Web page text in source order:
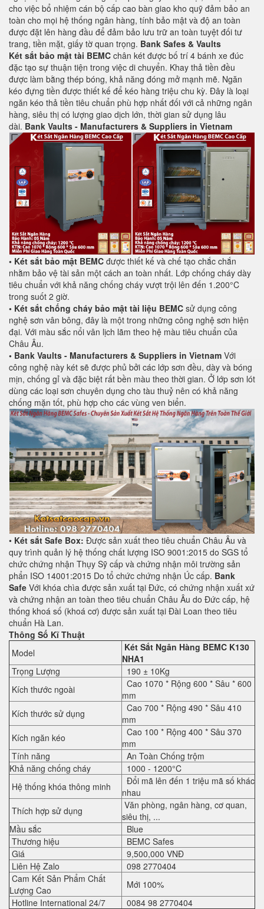
cho việc bổ nhiệm cán bộ cấp cao bàn giao kho quỹ đảm bảo an
toàn cho mọi hệ thống ngân hàng, tính bảo mật và độ an toàn
được đặt lên hàng đầu để đảm bảo lưu trữ an toàn tuyệt đối tư
trang, tiền mặt, giấy tờ quan trọng. Bank Safes & Vaults
Két sắt bảo mật tài BEMC chân két được bố trí 4 bánh xe đúc
đặc tạo sự thuận tiện trong việc di chuyển. Khay thả tiền đều
được làm bằng thép bóng, khả năng đóng mở mạnh mẽ. Ngăn
kéo đựng tiền được thiết kế để kéo hàng triệu chu kỳ. Đây là loại
ngăn kéo thả tiền tiêu chuẩn phù hợp nhất đối với cả những ngân
hàng, siêu thị có lượng giao dịch lớn, thời gian sử dụng lâu
dài. Bank Vaults - Manufacturers & Suppliers in Vietnam
• Két sắt bảo mật BEMC được thiết kế và chế tạo chắc chắn
nhằm bảo vệ tài sản một cách an toàn nhất. Lớp chống cháy dày
tiêu chuẩn với khả năng chống cháy vượt trội lên đến 1.200°C
trong suốt 2 giờ.
• Két sắt chống cháy bảo mật tài liệu BEMC sử dụng công
nghệ sơn vân bông, đây là một trong những công nghệ sơn hiện
đại. Với màu sắc nổi vân lịch lãm theo hệ màu tiêu chuẩn của
Châu Âu.
• Bank Vaults - Manufacturers & Suppliers in Vietnam Với
công nghệ này két sẽ được phủ bởi các lớp sơn đều, dày và bóng
mịn, chống gỉ và đặc biệt rất bền màu theo thời gian. Ở lớp sơn lót
dùng các loại sơn chuyên dụng cho tàu thuỷ nên có khả năng
chống mặn tốt, phù hợp cho các vùng ven biển.
• Két sắt Safe Box: Được sản xuất theo tiêu chuẩn Châu Âu và
quy trình quản lý hệ thống chất lượng ISO 9001:2015 do SGS tổ
chức chứng nhận Thụy Sỹ cấp và chứng nhận môi trường sản
phẩn ISO 14001:2015 Do tổ chức chứng nhận Úc cấp. Bank
Safe Với khóa chìa được sản xuất tại Đức, có chứng nhận xuất xứ
và chứng nhận an toàn theo tiêu chuẩn Châu Âu do Đức cấp, hệ
thống khoá số (khoá cơ) được sản xuất tại Đài Loan theo tiêu
chuẩn Hà Lan.
Thông Số Kĩ Thuật
Model
Két Sắt Ngân Hàng BEMC K130
NHA1
Trọng Lượng
190 ± 10Kg
Kích thước ngoài
Cao 1070 * Rộng 600 * Sâu * 600
mm
Kích thước sử dụng
Cao 700 * Rộng 490 * Sâu 410
mm
Kích ngăn kéo
Cao 100 * Rộng 400 * Sâu 370
mm
Tính năng
An Toàn Chống trộm
Khả năng chống cháy
1000 - 1200°C
Hệ thống khóa thông minh
Đổi mã lên đến 1 triệu mã số khác
nhau
Thích hợp sử dụng
Văn phòng, ngân hàng, cơ quan,
siêu thị, ...
Mầu sắc
Blue
Thương hiệu
BEMC Safes
Giá
9,500,000 VNĐ
Liên Hệ Zalo
098 2770404
Cam Kết Sản Phẩm Chất
Lượng Cao
Mới 100%
Hotline International 24/7
0084 98 2770404